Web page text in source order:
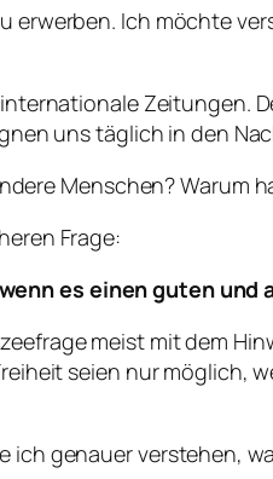
Ich möchte
Zeitungen.
uns täglich in den
Menschen? Warum
Frage:
es einen guten
meist mit dem
seien nur möglich,
genauer verstehen,